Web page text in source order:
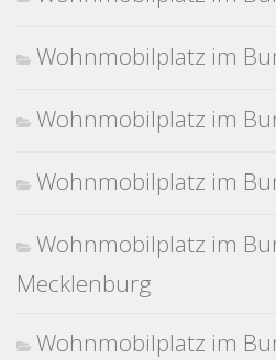
Wohnmobilplatz im
Wohnmobilplatz im
Wohnmobilplatz im
Wohnmobilplatz im
Mecklenburg
Wohnmobilplatz im